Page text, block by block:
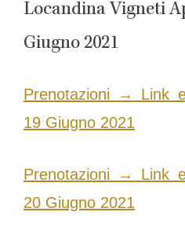
Locandina Vigneti
Giugno 2021
Prenotazioni → Link
19 Giugno 2021
Prenotazioni → Link
20 Giugno 2021